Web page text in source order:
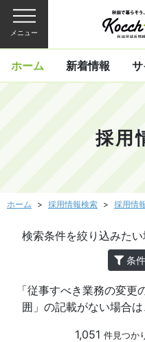
メニュー
ホーム 新着情報
採用
ホーム 採用情報検索 採用情
検索条件を絞り込みたい
条
「従事すべき業務の変
囲」の記載がない場合
1,051 件見つか